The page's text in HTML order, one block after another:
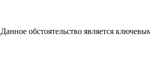
обстоятельство является